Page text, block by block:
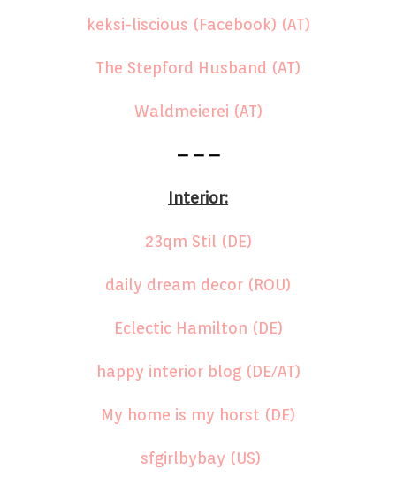
keksi-liscious (Facebook) (AT)
The Stepford Husband (AT)
Waldmeierei (AT)
– – –
Interior:
23qm Stil (DE)
daily dream decor (ROU)
Eclectic Hamilton (DE)
happy interior blog (DE/AT)
My home is my horst (DE)
sfgirlbybay (US)